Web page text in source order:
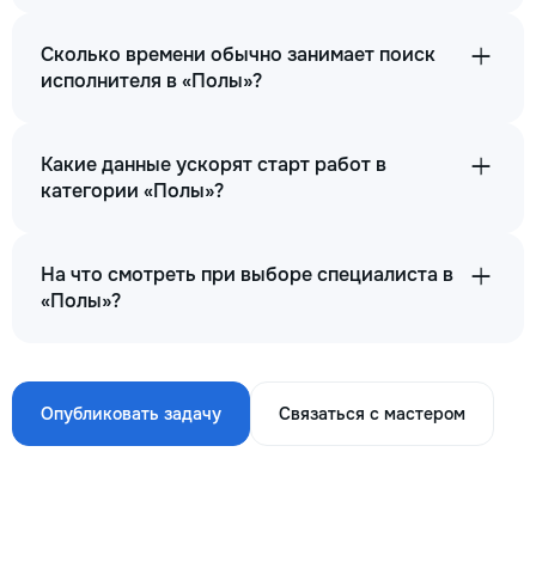
Сколько времени обычно занимает поиск
исполнителя в «Полы»?
Какие данные ускорят старт работ в
категории «Полы»?
На что смотреть при выборе специалиста в
«Полы»?
Опубликовать задачу Связаться с мастером